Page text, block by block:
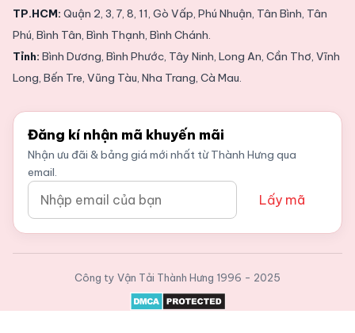
TP.HCM: Quận 2, 3, 7, 8, 11, Gò Vấp, Phú Nhuận, Tân Bình, Tân
Phú, Bình Tân, Bình Thạnh, Bình Chánh.
Tỉnh: Bình Dương, Bình Phước, Tây Ninh, Long An, Cần Thơ, Vĩnh
Long, Bến Tre, Vũng Tàu, Nha Trang, Cà Mau.
Đăng kí nhận mã khuyến mãi
Nhận ưu đãi & bảng giá mới nhất từ Thành Hưng qua
email.
Lấy mã
Công ty Vận Tải Thành Hưng 1996 - 2025